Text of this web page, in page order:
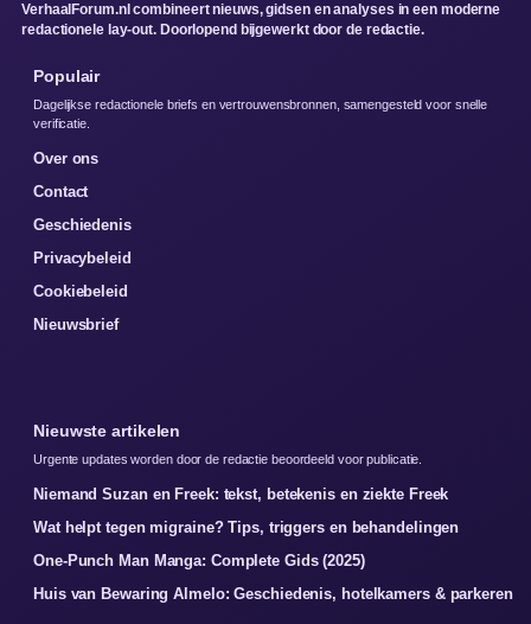
VerhaalForum.nl combineert nieuws, gidsen en analyses in een moderne
redactionele lay-out. Doorlopend bijgewerkt door de redactie.
Populair
Dagelijkse redactionele briefs en vertrouwensbronnen, samengesteld voor snelle
verificatie.
Over ons
Contact
Geschiedenis
Privacybeleid
Cookiebeleid
Nieuwsbrief
Nieuwste artikelen
Urgente updates worden door de redactie beoordeeld voor publicatie.
Niemand Suzan en Freek: tekst, betekenis en ziekte Freek
Wat helpt tegen migraine? Tips, triggers en behandelingen
One-Punch Man Manga: Complete Gids (2025)
Huis van Bewaring Almelo: Geschiedenis, hotelkamers & parkeren